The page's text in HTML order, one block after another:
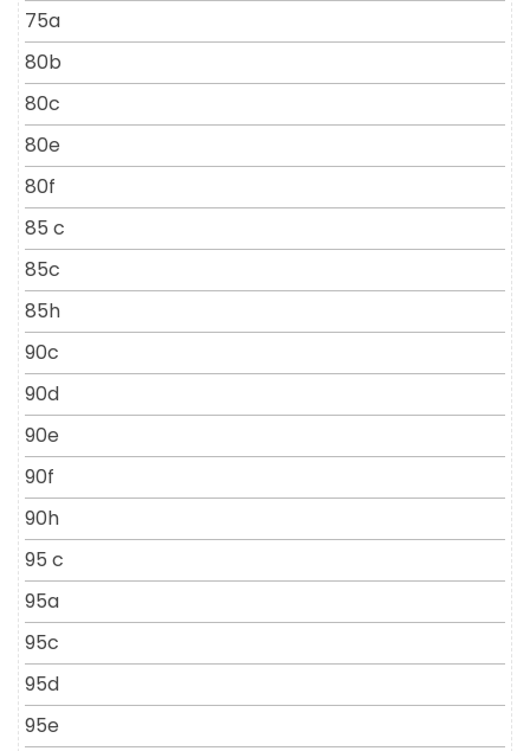
75a
80b
80c
80e
80f
85 c
85c
85h
90c
90d
90e
90f
90h
95 c
95a
95c
95d
95e